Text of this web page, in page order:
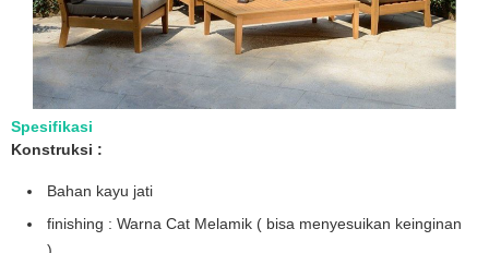
Spesifikasi
Konstruksi :
Bahan kayu jati
finishing : Warna Cat Melamik ( bisa menyesuikan keinginan